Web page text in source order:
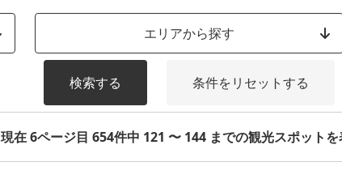
エリアから探す
検索する 条件をリセットする
現在 6ページ目 654件中 121 〜 144 までの観光スポットを